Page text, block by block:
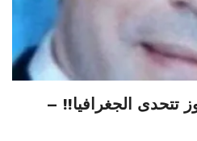
تتحدى الجغرافيا!! –